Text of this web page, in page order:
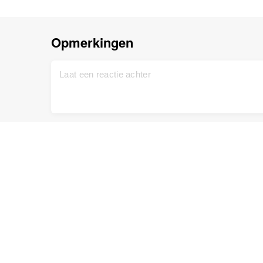
Opmerkingen